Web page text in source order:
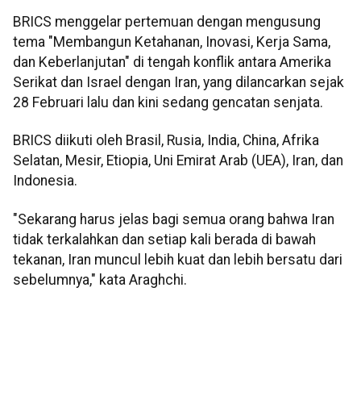
BRICS menggelar pertemuan dengan mengusung
tema "Membangun Ketahanan, Inovasi, Kerja Sama,
dan Keberlanjutan" di tengah konflik antara Amerika
Serikat dan Israel dengan Iran, yang dilancarkan sejak
28 Februari lalu dan kini sedang gencatan senjata.
BRICS diikuti oleh Brasil, Rusia, India, China, Afrika
Selatan, Mesir, Etiopia, Uni Emirat Arab (UEA), Iran, dan
Indonesia.
"Sekarang harus jelas bagi semua orang bahwa Iran
tidak terkalahkan dan setiap kali berada di bawah
tekanan, Iran muncul lebih kuat dan lebih bersatu dari
sebelumnya," kata Araghchi.